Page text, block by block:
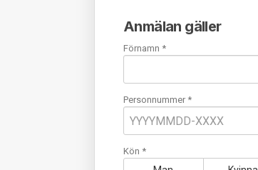
Anmälan gäller
Förnamn *
Personnummer *
Kön *